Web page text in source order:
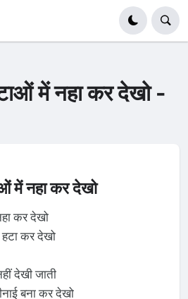
में नहा कर देखो -
में नहा कर देखो
कर देखो
हटा कर देखो
देखी जाती
बना कर देखो